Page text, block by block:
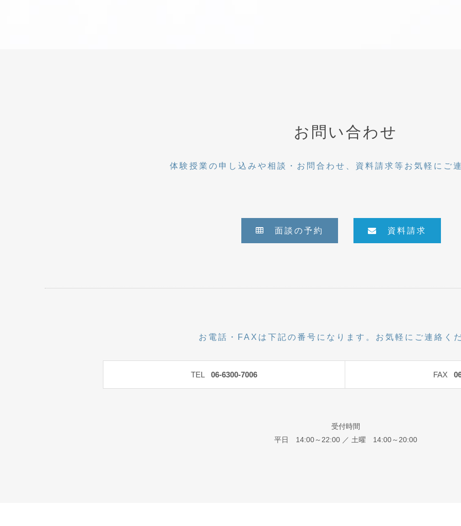
お問い合わせ
体験授業の申し込みや相談・お問合わせ、資料請求等お気軽にご
面談の予約 資料請求
お電話・FAXは下記の番号になります。お気軽にご連絡く
TEL 06-6300-7006 FAX
受付時間
平日 14:00～22:00 ／ 土曜 14:00～20:00